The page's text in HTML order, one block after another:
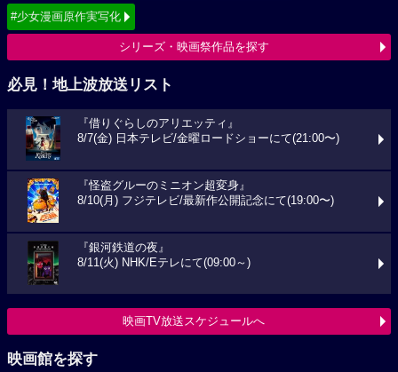
#少女漫画原作実写化
シリーズ・映画祭作品を探す
必見！地上波放送リスト
『借りぐらしのアリエッティ』
8/7(金) 日本テレビ/金曜ロードショーにて(21:00〜)
『怪盗グルーのミニオン超変身』
8/10(月) フジテレビ/最新作公開記念にて(19:00〜)
『銀河鉄道の夜』
8/11(火) NHK/Eテレにて(09:00～)
映画TV放送スケジュールへ
映画館を探す